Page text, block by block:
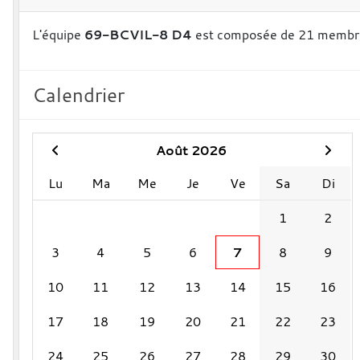
L'équipe 69-BCVIL-8 D4 est composée de 21
Calendrier
Août 2026
Lu
Ma Me Je Ve Sa
Di
1
2
3
4 5 6 7 8
9
10
11 12 13 14 15
16
17
18 19 20 21 22
23
24
25 26 27 28 29 30